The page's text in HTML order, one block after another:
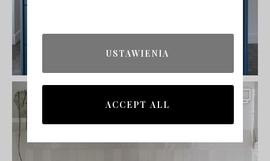
USTAWIENIA
ACCEPT ALL